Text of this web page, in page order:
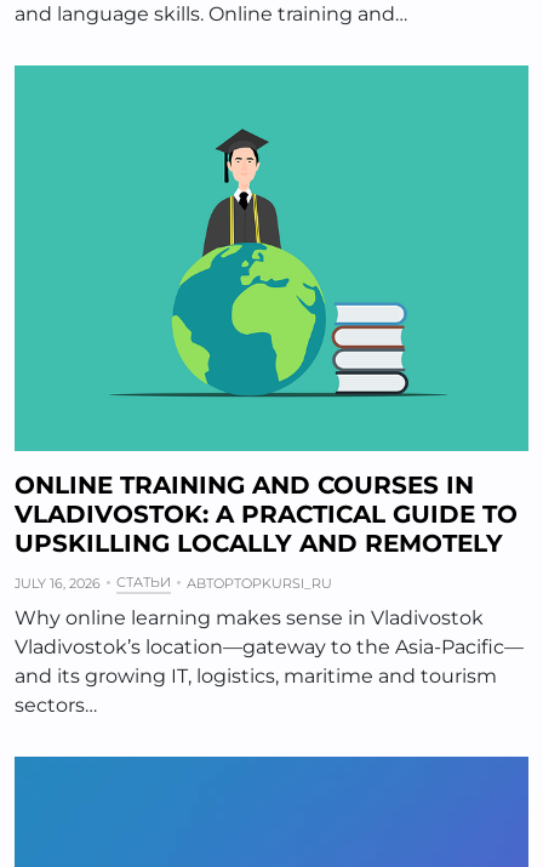
and language skills. Online training and…
ONLINE TRAINING AND COURSES IN
VLADIVOSTOK: A PRACTICAL GUIDE TO
UPSKILLING LOCALLY AND REMOTELY
JULY 16, 2026 СТАТЬИ АВТОРTOPKURSI_RU
Why online learning makes sense in Vladivostok
Vladivostok’s location—gateway to the Asia-Pacific—
and its growing IT, logistics, maritime and tourism
sectors…